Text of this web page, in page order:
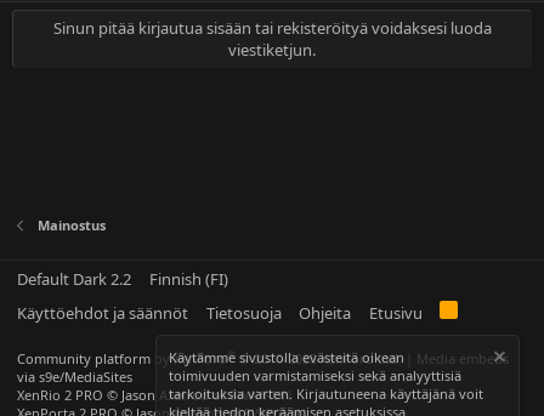
Sinun pitää kirjautua sisään tai rekisteröityä voidaksesi luoda
viestiketjun.
Mainostus
Default Dark 2.2
Finnish (FI)
Käyttöehdot ja säännöt
Tietosuoja Ohjeita Etusivu
Community platform by XenForo® © 2010-2025 XenForo Ltd.| Media embeds
via s9e/MediaSites
XenRio 2 PRO © Jason Axelrod of8WAYRUN
Käytämme sivustolla evästeitä oikean
toimivuuden varmistamiseksi sekä analyyttisiä
tarkoituksia varten. Kirjautuneena käyttäjänä voit
kieltää tiedon keräämisen asetuksissa